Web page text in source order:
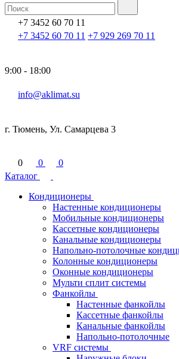
+7 3452 60 70 11
+7 3452 60 70 11 +7 929 269 70 11
9:00 - 18:00
info@aklimat.su
г. Тюмень, Ул. Самарцева 3
0 0
0
Каталог
Кондиционеры
Настенные кондиционеры
Мобильные кондиционеры
Кассетные кондиционеры
Канальные кондиционеры
Напольно-потолочные
Колонные кондиционеры
Оконные кондиционеры
Мульти сплит системы
Фанкойлы
Настенные фанкойлы
Кассетные фанкойлы
Канальные фанкойлы
Напольно-потолочные
VRF системы